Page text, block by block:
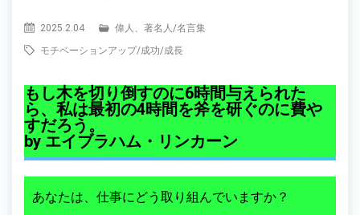
2025.2.04 偉人、著名人 /名言集
モチベーションアップ/成功/成長
もし木を切り倒すのに6時間与えられた
ら、私は最初の4時間を斧を研ぐのに費や
すだろう。
by エイブラハム・リンカーン
あなたは、仕事にどう取り組んでいますか？